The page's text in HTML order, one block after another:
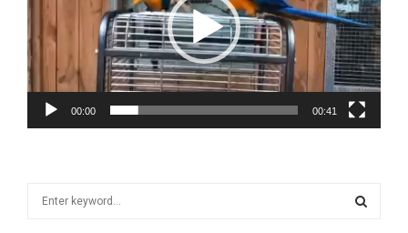
a
z
a
c
v
00:00 00:41